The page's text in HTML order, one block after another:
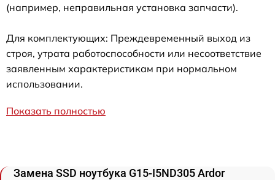
(например, неправильная установка запчасти).
Для комплектующих: Преждевременный выход из
строя, утрата работоспособности или несоответствие
заявленным характеристикам при нормальном
использовании.
Показать полностью
Замена SSD ноутбука G15-I5ND305 Ardor